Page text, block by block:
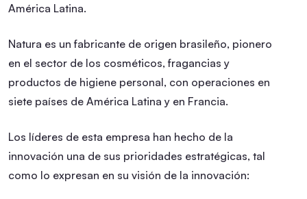
América Latina.
Natura es un fabricante de origen brasileño, pionero
en el sector de los cosméticos, fragancias y
productos de higiene personal, con operaciones en
siete países de América Latina y en Francia.
Los líderes de esta empresa han hecho de la
innovación una de sus prioridades estratégicas, tal
como lo expresan en su visión de la innovación: